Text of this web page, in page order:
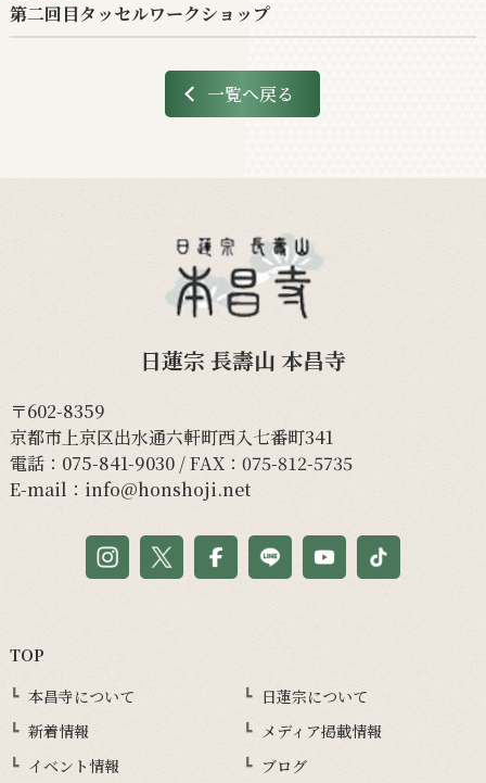
第二回目タッセルワークショップ
一覧へ戻る
日蓮宗 長壽山 本昌寺
〒602-8359
京都市上京区出水通六軒町西入七番町341
電話： 075-841-9030/ FAX：075-812-5735
E-mail： info@honshoji.net
TOP
本昌寺について
日蓮宗について
新着情報
メディア掲載情報
イベント情報
ブログ